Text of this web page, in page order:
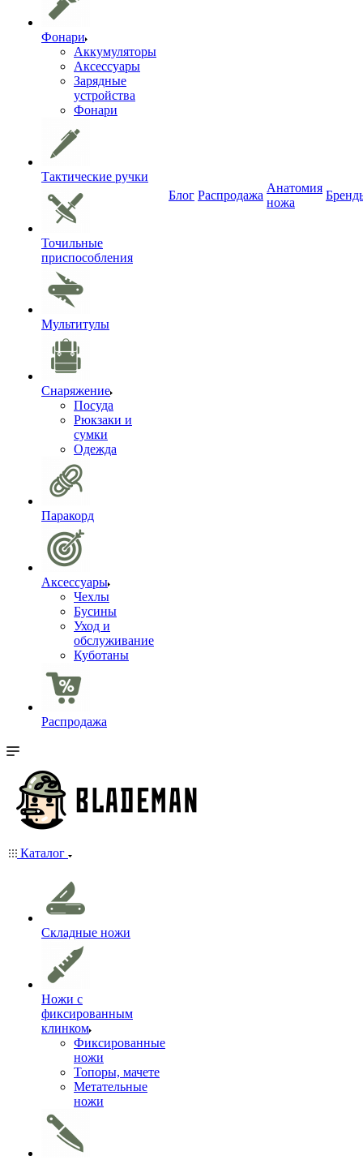
Фонари
Аккумуляторы
Аксессуары
Зарядные
устройства
Фонари
Тактические ручки
Точильные
приспособления
Мультитулы
Снаряжение
Посуда
Рюкзаки и
сумки
Одежда
Паракорд
Аксессуары
Чехлы
Бусины
Уход и
обслуживание
Куботаны
Распродажа
Блог Распродажа
Анатомия
ножа
Каталог
Складные ножи
Ножи с
фиксированным
клинком
Фиксированные
ножи
Топоры, мачете
Метательные
ножи